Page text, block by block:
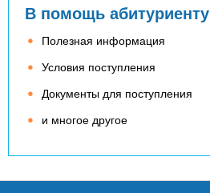
В помощь абитуриенту
Полезная информация
Условия поступления
Документы для поступления
и многое другое